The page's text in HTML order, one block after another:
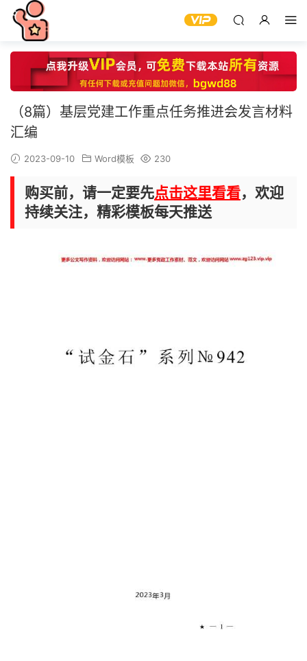
（8篇）基层党建工作重点任务推进会发言材料
汇编
2023-09-10 Word模板 230
购买前，请一定要先点击这里看看，欢迎
持续关注，精彩模板每天推送